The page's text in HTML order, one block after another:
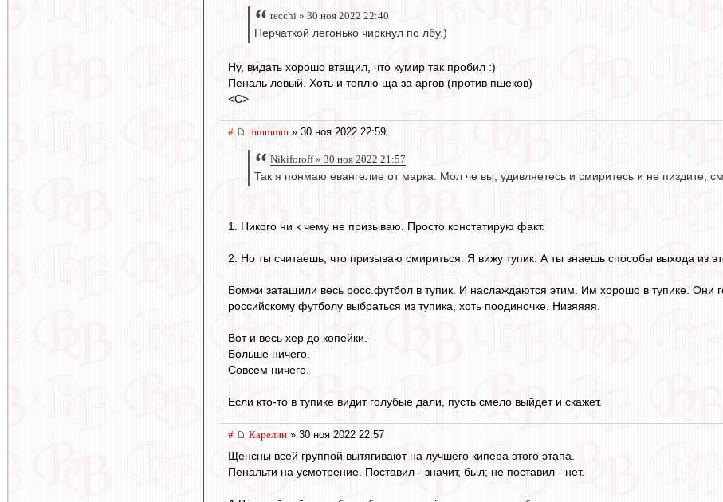
recchi » 30 ноя 2022 22:40
Перчаткой легонько чиркнул по лбу.)
Ну, видать хорошо втащил, что кумир так пробил :)
Пеналь левый. Хоть и топлю ща за аргов (против пшеков)
<C>
# mmmmm » 30 ноя 2022 22:59
Nikiforoff » 30 ноя 2022 21:57
Так я понмаю евангелие от марка. Мол че вы, удивляетесь и смиритесь и не пиздите,
1. Никого ни к чему не призываю. Просто констатирую факт.
2. Но ты считаешь, что призываю смириться. Я вижу тупик. А ты знаешь способы выхода из
Бомжи затащили весь росс.футбол в тупик. И наслаждаются этим. Им хорошо в тупике. Они
российскому футболу выбраться из тупика, хоть поодиночке. Низяяяя.
Вот и весь хер до копейки.
Больше ничего.
Совсем ничего.
Если кто-то в тупике видит голубые дали, пусть смело выйдет и скажет.
# Карелин » 30 ноя 2022 22:57
Щенсны всей группой вытягивают на лучшего кипера этого этапа.
Пенальти на усмотрение. Поставил - значит, был; не поставил - нет.